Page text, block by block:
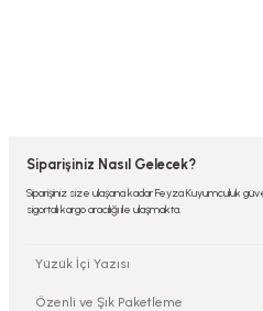
Siparişiniz Nasıl Gelecek?
Siparişiniz size ulaşana kadar Feyza Kuyumculuk
sigortalı kargo aracılığı ile ulaşmakta.
Yüzük İçi Yazısı
Özenli ve Şık Paketleme